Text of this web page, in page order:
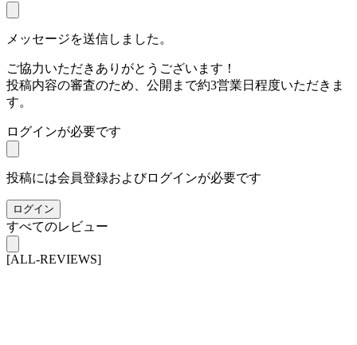
メッセージを送信しました。
ご協力いただきありがとうございます！
投稿内容の審査のため、公開まで約3営業日程度いただきま
す。
ログインが必要です
投稿には会員登録およびログインが必要です
ログイン
すべてのレビュー
[ALL-REVIEWS]